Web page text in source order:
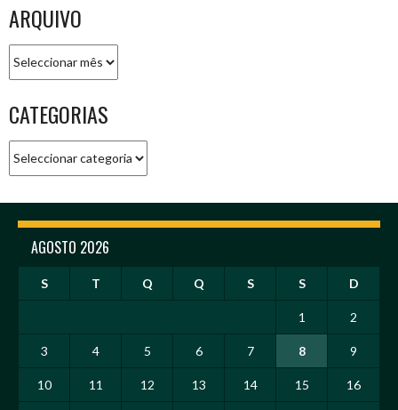
ARQUIVO
CATEGORIAS
AGOSTO 2026
S T Q Q S S D
1 2
3 4 5 6 7 8 9
10 11 12 13 14 15 16